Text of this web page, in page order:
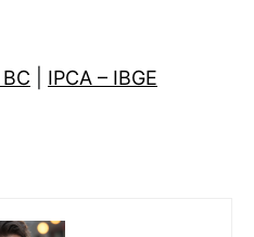
IPCA – IBGE